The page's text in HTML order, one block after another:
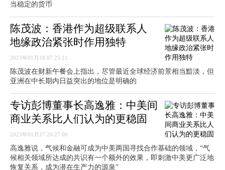
当稳定的货币
陈茂波：香港作为超级联系人
地缘政治紧张时作用独特
2023年01月18 07:25:11
陈茂波在财新午餐会上指出，尽管最近全球经济前景相当黯淡，但
亚洲在中长期内日益突出的地位是明确的
专访彭博董事长高逸雅：中美间
商业关系比人们认为的更稳固
2023年01月17 20:27:00
高逸雅说，气候和金融可成为中美两国寻找合作基础的领域，“气
候相关领域所达成的共识有一个额外的效果，即刺激中美更广泛地
恢复关系，成为潜在生产力的源泉”